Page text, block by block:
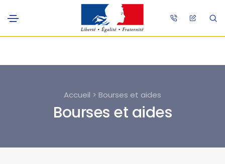
Accueil > Bourses et aides
Bourses et aides